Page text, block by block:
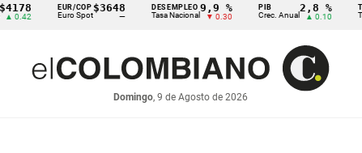
EUR/COP
Euro Spot
$3648
—
DESEMPLEO
Tasa Nacional
9,9 %
▼ 0.30
PIB
Crec. Anual
2,8 %
▲ 0.10
TRM
Tasa Rep.
Domingo, 9 de Agosto de 2026